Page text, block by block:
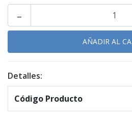
-
Detalles:
Código Producto